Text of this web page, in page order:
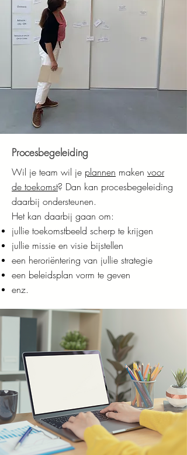
Procesbegeleiding
Wil je team wil je plannen maken voor
de toekomst? Dan kan procesbegeleiding
daarbij ondersteunen.
Het kan daarbij gaan om:
jullie toekomstbeeld scherp te krijgen
jullie missie en visie bijstellen
een heroriëntering van jullie strategie
een beleidsplan vorm te geven
enz.